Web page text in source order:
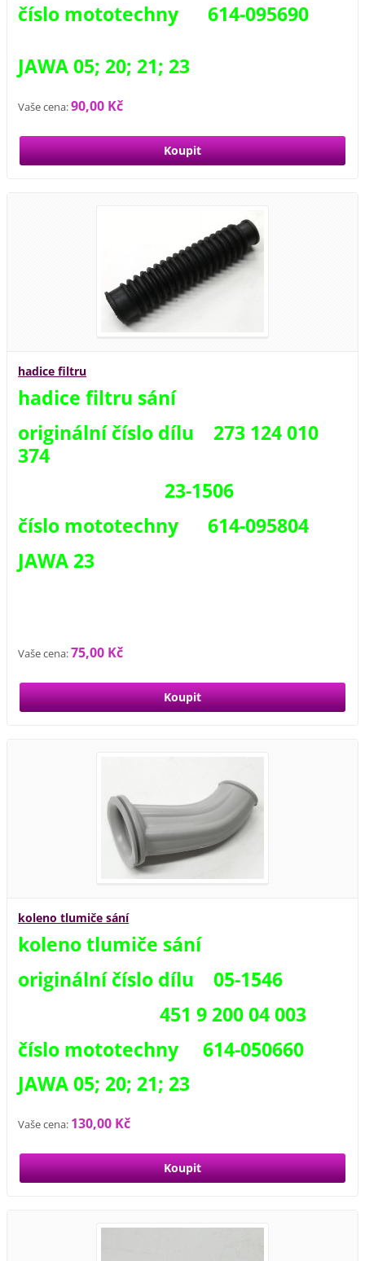
číslo mototechny 614-095690
JAWA 05; 20; 21; 23
Vaše cena:90,00 Kč
hadice filtru
hadice filtru sání
originální číslo dílu 273 124 010
374
23-1506
číslo mototechny 614-095804
JAWA 23
Vaše cena:75,00 Kč
koleno tlumiče sání
koleno tlumiče sání
originální číslo dílu 05-1546
451 9 200 04 003
číslo mototechny 614-050660
JAWA 05; 20; 21; 23
Vaše cena: 130,00 Kč